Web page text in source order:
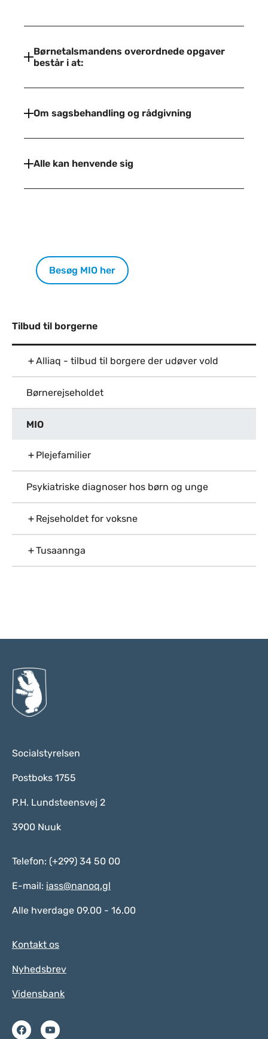
Børnetalsmandens overordnede opgaver
består i at:
Om sagsbehandling og rådgivning
Alle kan henvende sig
Besøg MIO her
Tilbud til borgerne
Alliaq - tilbud til borgere der udøver vold
Børnerejseholdet
MIO
Plejefamilier
Psykiatriske diagnoser hos børn og unge
Rejseholdet for voksne
Tusaannga
Socialstyrelsen
Postboks 1755
P.H. Lundsteensvej 2
3900 Nuuk
Telefon: (+299) 34 50 00
E-mail: iass@nanoq.gl
Alle hverdage 09.00 - 16.00
Kontakt os
Nyhedsbrev
Vidensbank